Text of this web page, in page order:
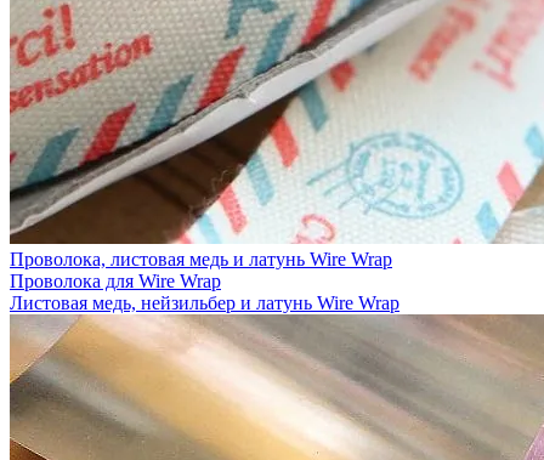
Проволока, листовая медь и латунь Wire Wrap
Проволока для Wire Wrap
Листовая медь, нейзильбер и латунь Wire Wrap